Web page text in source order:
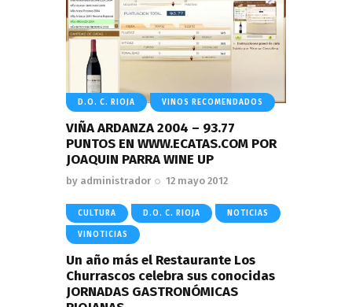
D.O. C. RIOJA VINOS RECOMENDADOS
VIÑA ARDANZA 2004 – 93.77
PUNTOS EN WWW.ECATAS.COM POR
JOAQUIN PARRA WINE UP
by administrador 12 mayo 2012
CULTURA D.O. C. RIOJA NOTICIAS
VINOTICIAS
Un año más el Restaurante Los
Churrascos celebra sus conocidas
JORNADAS GASTRONÓMICAS